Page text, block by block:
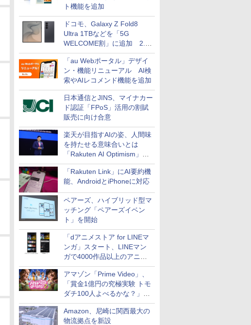
ト機能を追加
ドコモ、Galaxy Z Fold8
Ultra 1TBなどを「5G
WELCOME割」に追加 2.2
万円引き
「au Webポータル」デザイ
ン・機能リニューアル AI検
索やAIレコメンド機能を追加
日本通信とJINS、マイナカー
ド認証「FPoS」活用の割賦
販売に向け合意
楽天が目指すAIの姿、人間味
を持たせる意味合いとは
「Rakuten AI Optimism」三
木谷氏の基調講演
「Rakuten Link」にAI要約機
能、AndroidとiPhoneに対応
ペアーズ、ハイブリッド型マ
ッチング「ペアーズイベン
ト」を開始
「dアニメストア for LINEマ
ンガ」スタート、LINEマン
ガで4000作品以上のアニメ
見放題
アマゾン「Prime Video」、
「賞金1億円の究極実験 トモ
ダチ100人よべるかな？」シ
ーズン2の参加者公開
Amazon、尼崎に関西最大の
物流拠点を新設